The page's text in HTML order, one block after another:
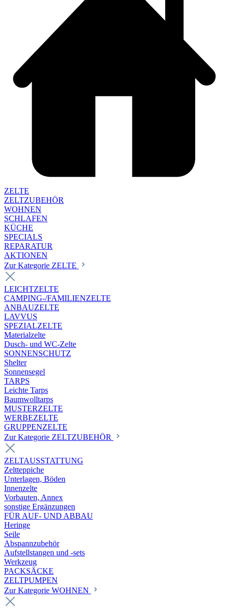
ZELTE
ZELTZUBEHÖR
WOHNEN
SCHLAFEN
KÜCHE
SPECIALS
REPARATUR
AKTIONEN
Zur Kategorie ZELTE
LEICHTZELTE
CAMPING-/FAMILIENZELTE
ANBAUZELTE
LAVVUS
SPEZIALZELTE
Materialzelte
Dusch- und WC-Zelte
SONNENSCHUTZ
Shelter
Sonnensegel
TARPS
Leichte Tarps
Baumwolltarps
MUSTERZELTE
WERBEZELTE
GRUPPENZELTE
Zur Kategorie ZELTZUBEHÖR
ZELTAUSSTATTUNG
Zeltteppiche
Unterlagen, Böden
Innenzelte
Vorbauten, Annex
sonstige Ergänzungen
FÜR AUF- UND ABBAU
Heringe
Seile
Abspannzubehör
Aufstellstangen und -sets
Werkzeug
PACKSÄCKE
ZELTPUMPEN
Zur Kategorie WOHNEN